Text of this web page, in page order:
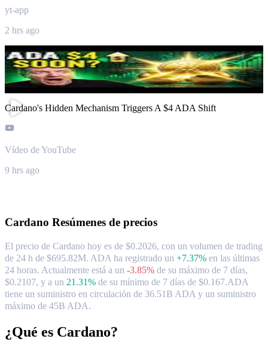
yt-app
2 hrs ago
Cardano's Hidden Mechanism Triggers A $4 ADA Shift
Vídeo de YouTube
9 hrs ago
Cardano Resúmenes de precios
El precio de Cardano hoy es de $0.2026, con un volumen de trading
de 24 h de $695.82M. ADA ha registrado un +7.37% en las últimas
24 horas. Actualmente está a un -3.85% de su máximo de 7 días,
$0.2107, y a un 21.31% de su mínimo de 7 días de $0.167.ADA
tiene un suministro en circulación de 36.51B ADA y un suministro
máximo de 45B ADA.
¿Qué es Cardano?